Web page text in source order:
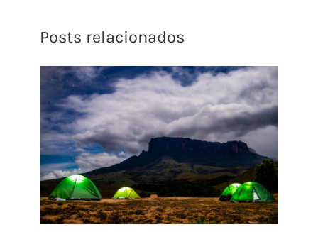
Posts relacionados